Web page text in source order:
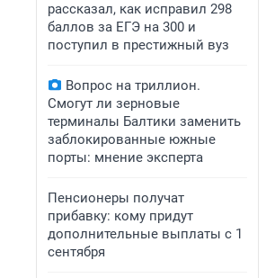
рассказал, как исправил 298
баллов за ЕГЭ на 300 и
поступил в престижный вуз
Вопрос на триллион.
Смогут ли зерновые
терминалы Балтики заменить
заблокированные южные
порты: мнение эксперта
Пенсионеры получат
прибавку: кому придут
дополнительные выплаты с 1
сентября